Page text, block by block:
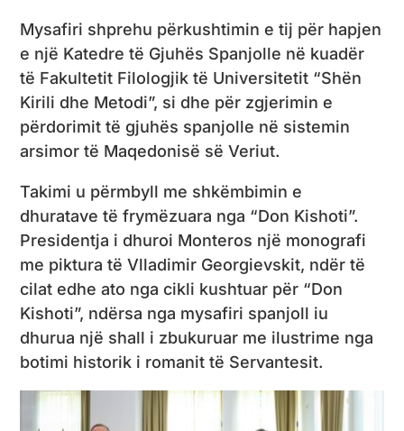
Mysafiri shprehu përkushtimin e tij për hapjen
e një Katedre të Gjuhës Spanjolle në kuadër
të Fakultetit Filologjik të Universitetit “Shën
Kirili dhe Metodi”, si dhe për zgjerimin e
përdorimit të gjuhës spanjolle në sistemin
arsimor të Maqedonisë së Veriut.
Takimi u përmbyll me shkëmbimin e
dhuratave të frymëzuara nga “Don Kishoti”.
Presidentja i dhuroi Monteros një monografi
me piktura të Vlladimir Georgievskit, ndër të
cilat edhe ato nga cikli kushtuar për “Don
Kishoti”, ndërsa nga mysafiri spanjoll iu
dhurua një shall i zbukuruar me ilustrime nga
botimi historik i romanit të Servantesit.